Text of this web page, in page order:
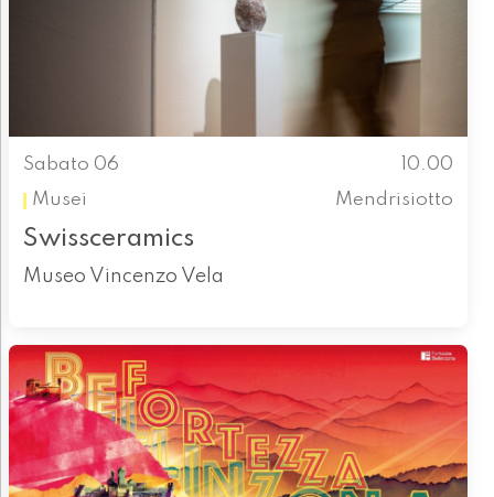
Sabato 06
10.00
Musei
Mendrisiotto
Swissceramics
Museo Vincenzo Vela